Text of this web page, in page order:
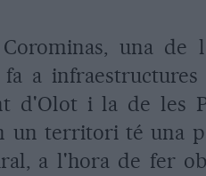
Corominas, una
a infraestructures
d'Olot i la de les
un territori té una
a l'hora de fer